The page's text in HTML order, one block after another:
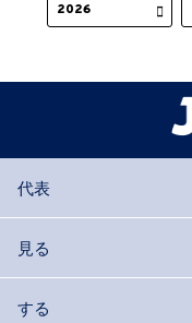
代表
見る
する